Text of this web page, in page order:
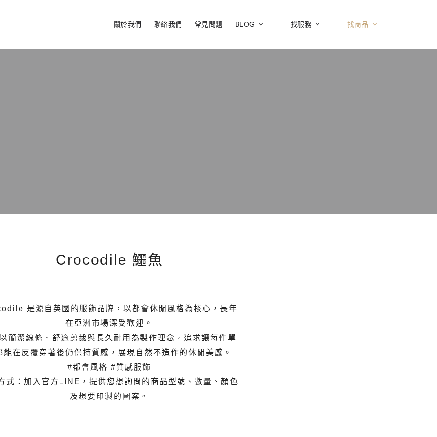
關於我們 聯絡我們 常見問題 BLOG 找服務 找商品
Crocodile 鱷魚
是源自英國的服飾品牌，以都會休閒風格為核心，長年
在亞洲市場深受歡迎。
簡潔線條、舒適剪裁與長久耐用為製作理念，追求讓每件單
能在反覆穿著後仍保持質感，展現自然不造作的休閒美感。
#都會風格 #質感服飾
式：加入官方LINE，提供您想詢問的商品型號、數量、顏色
及想要印製的圖案。